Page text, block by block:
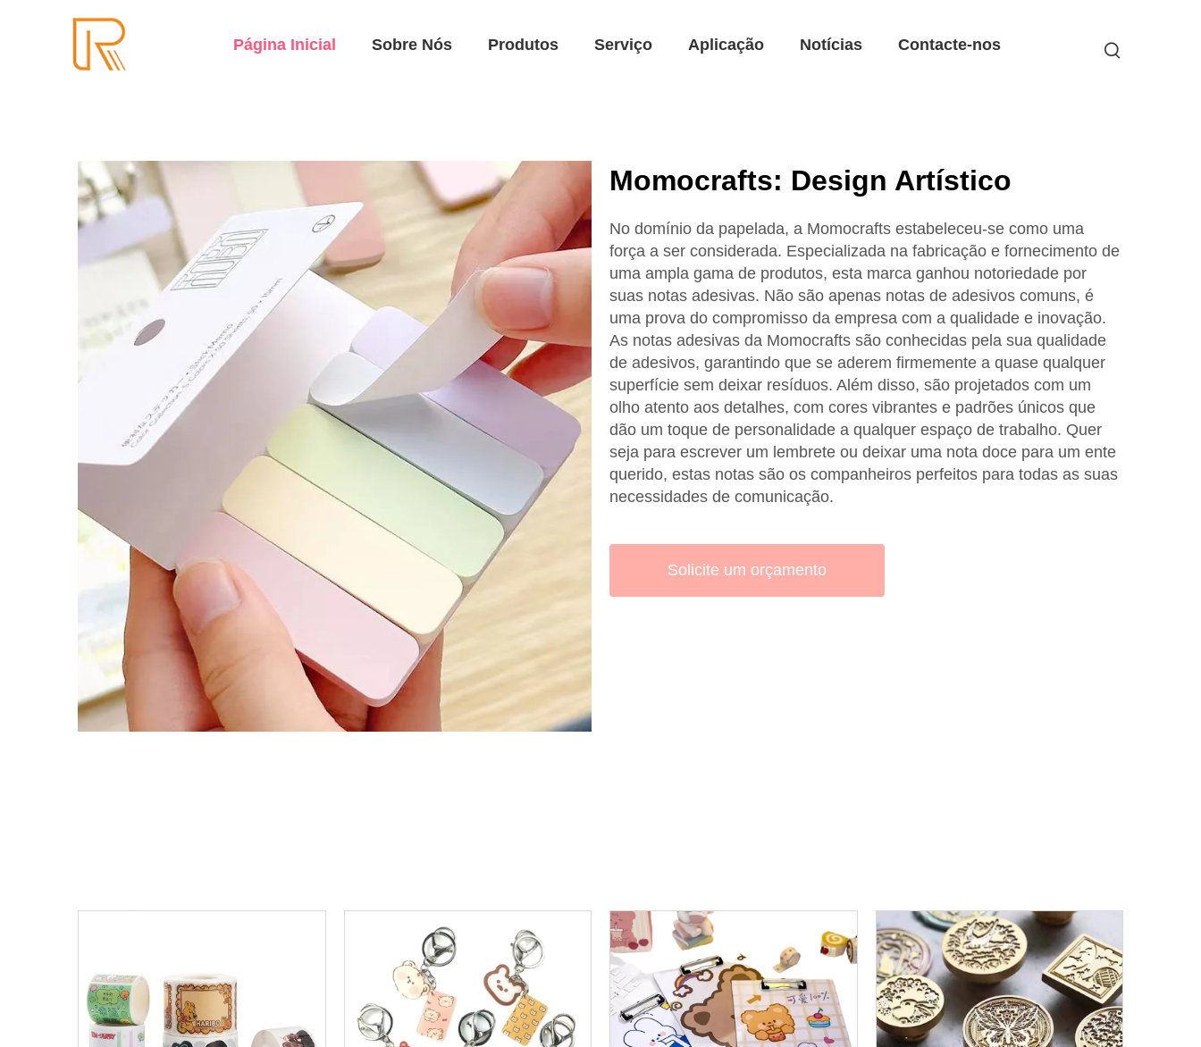
Página Inicial Sobre Nós Produtos Serviço Aplicação Notícias Contacte-nos
Momocrafts: Design Artístico
No domínio da papelada, a Momocrafts estabeleceu-se como uma
força a ser considerada. Especializada na fabricação e fornecimento de
uma ampla gama de produtos, esta marca ganhou notoriedade por
suas notas adesivas. Não são apenas notas de adesivos comuns, é
uma prova do compromisso da empresa com a qualidade e inovação.
As notas adesivas da Momocrafts são conhecidas pela sua qualidade
de adesivos, garantindo que se aderem firmemente a quase qualquer
superfície sem deixar resíduos. Além disso, são projetados com um
olho atento aos detalhes, com cores vibrantes e padrões únicos que
dão um toque de personalidade a qualquer espaço de trabalho. Quer
seja para escrever um lembrete ou deixar uma nota doce para um ente
querido, estas notas são os companheiros perfeitos para todas as suas
necessidades de comunicação.
Solicite um orçamento